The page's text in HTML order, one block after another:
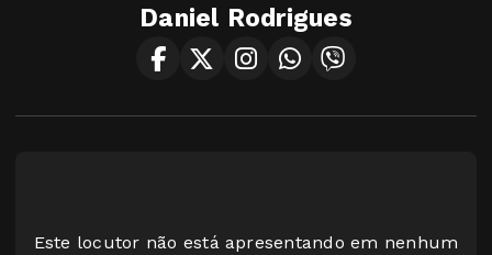
Daniel Rodrigues
Este locutor não está apresentando em nenhum